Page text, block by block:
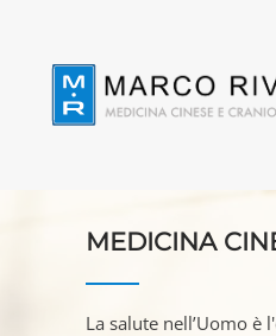
MEDICINA
La salute nell’Uomo